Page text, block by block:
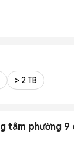
> 2 TB
tâm phường 9